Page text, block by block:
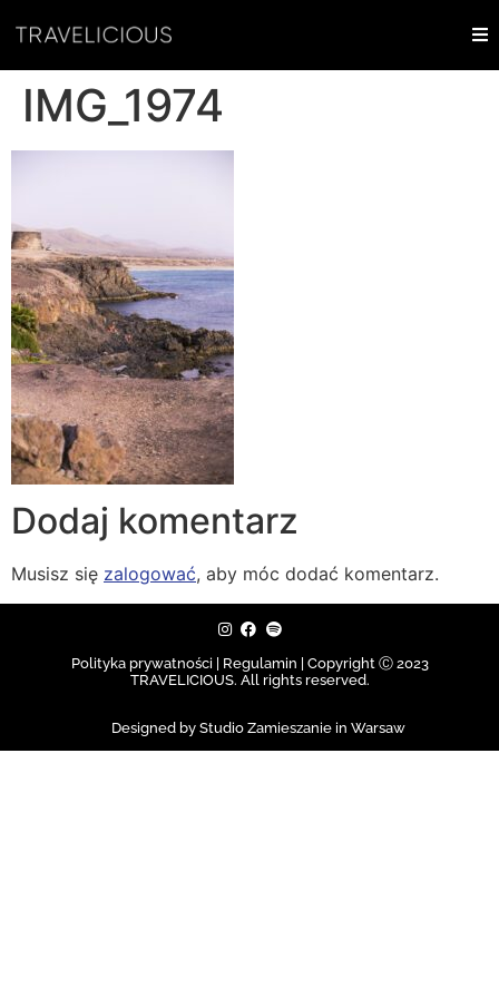
IMG_1974
Dodaj komentarz
Musisz się zalogować, aby móc dodać komentarz.
Polityka prywatności | Regulamin | Copyright Ⓒ 2023
TRAVELICIOUS. All rights reserved.
Designed by Studio Zamieszanie in Warsaw